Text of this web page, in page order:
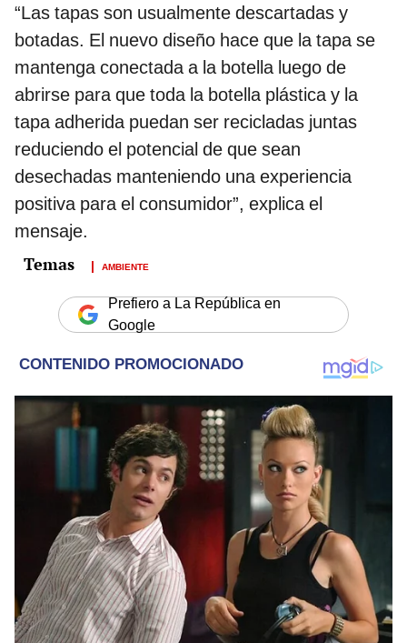
“Las tapas son usualmente descartadas y
botadas. El nuevo diseño hace que la tapa se
mantenga conectada a la botella luego de
abrirse para que toda la botella plástica y la
tapa adherida puedan ser recicladas juntas
reduciendo el potencial de que sean
desechadas manteniendo una experiencia
positiva para el consumidor”, explica el
mensaje.
AMBIENTE
Prefiero a La República en
Google